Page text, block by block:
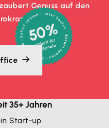
Genuss auf den
50%
Rabatt für
3 Monate
35+ Jahren
Start-up